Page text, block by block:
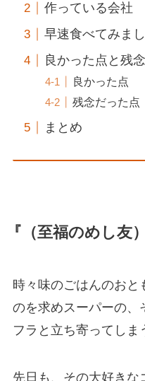
作っている会社
早速食べてみま
良かった点と残
良かった点
残念だった点
まとめ
『（至福のめし友
時々味のごはんのおと
のを求めスーパーの、
フラと立ち寄ってしま
先日も、その大好きな